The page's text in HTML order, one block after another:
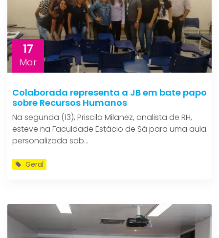
17
Mar
Colaborada representa a JB em bate papo
sobre Recursos Humanos
Na segunda (13), Priscila Milanez, analista de RH,
esteve na Faculdade Estácio de Sá para uma aula
personalizada sob...
Geral